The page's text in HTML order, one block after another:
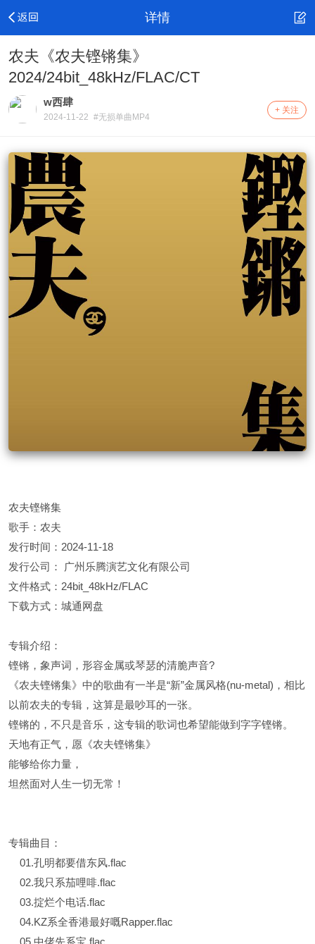
详情
农夫《农夫铿锵集》
2024/24bit_48kHz/FLAC/CT
w西肆
2024-11-22 #无损单曲MP4
+ 关注
农夫铿锵集
歌手：农夫
发行时间：2024-11-18
发行公司： 广州乐腾演艺文化有限公司
文件格式：24bit_48kHz/FLAC
下载方式：城通网盘
专辑介绍：
铿锵，象声词，形容金属或琴瑟的清脆声音?
《农夫铿锵集》中的歌曲有一半是“新”金属风格(nu-metal)，相比
以前农夫的专辑，这算是最吵耳的一张。
铿锵的，不只是音乐，这专辑的歌词也希望能做到字字铿锵。
天地有正气，愿《农夫铿锵集》
能够给你力量，
坦然面对人生一切无常！
专辑曲目：
01.孔明都要借东风.flac
02.我只系茄哩啡.flac
03.掟烂个电话.flac
04.KZ系全香港最好嘅Rapper.flac
05.中佬先系宝.flac